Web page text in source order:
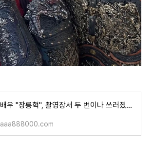
배우 "장릉혁", 촬영장서 두 번이나 쓰러졌다니!저혈당이 정말 전부일까요? 190cm 키에 몸무게가
aaa888000.com